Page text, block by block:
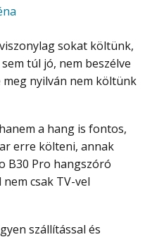
sokat költünk,
túl jó, nem beszélve
nyilván nem költünk
erre költeni, annak
B30 Pro hangszóró
csak TV-vel